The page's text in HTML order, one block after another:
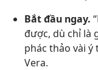
Bắt đầu ngay.
được, dù chỉ là
phác thảo vài
Vera.